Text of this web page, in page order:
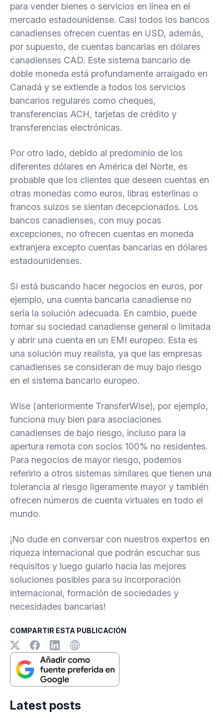
para vender bienes o servicios en línea en el
mercado estadounidense. Casi todos los bancos
canadienses ofrecen cuentas en USD, además,
por supuesto, de cuentas bancarias en dólares
canadienses CAD. Este sistema bancario de
doble moneda está profundamente arraigado en
Canadá y se extiende a todos los servicios
bancarios regulares como cheques,
transferencias ACH, tarjetas de crédito y
transferencias electrónicas.
Por otro lado, debido al predominio de los
diferentes dólares en América del Norte, es
probable que los clientes que deseen cuentas en
otras monedas como euros, libras esterlinas o
francos suizos se sientan decepcionados. Los
bancos canadienses, con muy pocas
excepciones, no ofrecen cuentas en moneda
extranjera excepto cuentas bancarias en dólares
estadounidenses.
Si está buscando hacer negocios en euros, por
ejemplo, una cuenta bancaria canadiense no
sería la solución adecuada. En cambio, puede
tomar su sociedad canadiense general o limitada
y abrir una cuenta en un EMI europeo. Esta es
una solución muy realista, ya que las empresas
canadienses se consideran de muy bajo riesgo
en el sistema bancario europeo.
Wise (anteriormente TransferWise), por ejemplo,
funciona muy bien para asociaciones
canadienses de bajo riesgo, incluso para la
apertura remota con socios 100% no residentes.
Para negocios de mayor riesgo, podemos
referirlo a otros sistemas similares que tienen una
tolerancia al riesgo ligeramente mayor y también
ofrecen números de cuenta virtuales en todo el
mundo.
¡No dude en conversar con nuestros expertos en
riqueza internacional que podrán escuchar sus
requisitos y luego guiarlo hacia las mejores
soluciones posibles para su incorporación
internacional, formación de sociedades y
necesidades bancarias!
COMPARTIR ESTA PUBLICACIÓN
Latest posts